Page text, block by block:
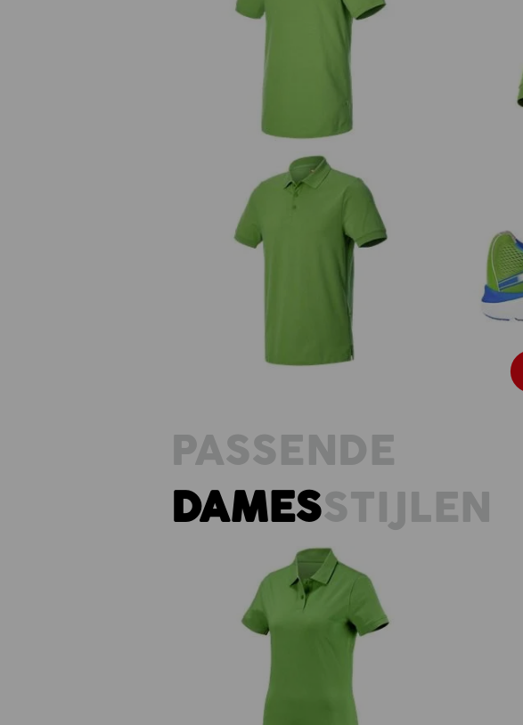
e.s. Pique-Polo cotton stretch
PASSENDE
DAMESSTIJLEN
e.s. Polo-Shirt cotton, dames